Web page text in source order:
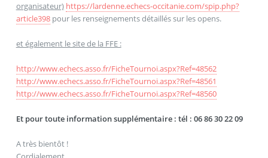
organisateur) https://lardenne.echecs-occitanie.com/spip.php?
article398pour les renseignements détaillés sur les opens.
et également le site de la FFE :
http://www.echecs.asso.fr/FicheTournoi.aspx?Ref=48562
http://www.echecs.asso.fr/FicheTournoi.aspx?Ref=48561
http://www.echecs.asso.fr/FicheTournoi.aspx?Ref=48560
Et pour toute information supplémentaire : tél : 06 86 30 22 09
A très bientôt !